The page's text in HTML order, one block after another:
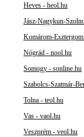
Heves - heol.hu
Jász-Nagykun-
Komárom-
Nógrád - nool.hu
Somogy - sonline.hu
Szabolcs-Szatmár-
Tolna - teol.hu
Vas - vaol.hu
Veszprém - veol.hu